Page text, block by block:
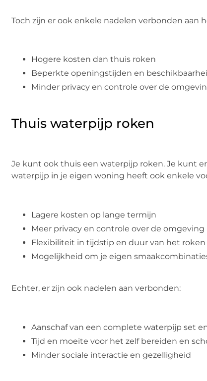
Toch zijn er ook enkele nadelen verbonden aan
Hogere kosten dan thuis roken
Beperkte openingstijden en
Minder privacy en controle over de
Thuis waterpijp roken
Je kunt ook thuis een waterpijp roken. Je kunt
waterpijp in je eigen woning heeft ook enkele
Lagere kosten op lange termijn
Meer privacy en controle over de omgeving
Flexibiliteit in tijdstip en duur van het roken
Mogelijkheid om je eigen
Echter, er zijn ook nadelen aan verbonden:
Aanschaf van een complete waterpijp set
Tijd en moeite voor het zelf bereiden en
Minder sociale interactie en gezelligheid